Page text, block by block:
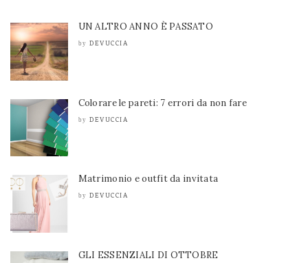
UN ALTRO ANNO È PASSATO
by DEVUCCIA
Colorare le pareti: 7 errori da non fare
by DEVUCCIA
Matrimonio e outfit da invitata
by DEVUCCIA
GLI ESSENZIALI DI OTTOBRE